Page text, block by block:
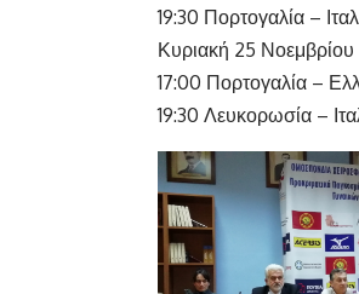
19:30 Πορτογαλία –
Κυριακή 25 Νοεμβρίου
17:00 Πορτογαλία –
19:30 Λευκορωσία –